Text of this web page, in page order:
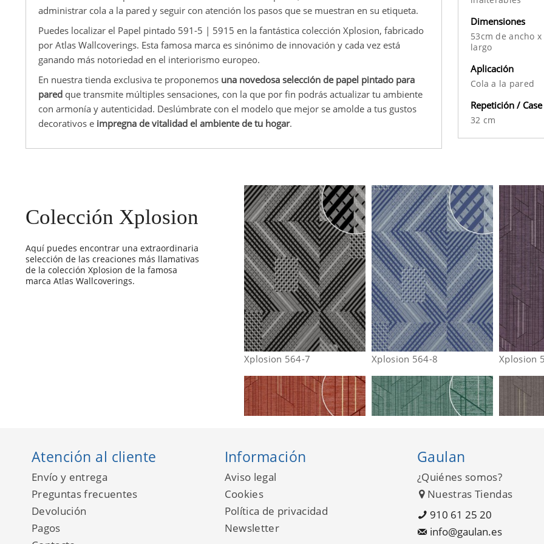
administrar cola a la pared y seguir con atención los pasos que se muestran en su etiqueta.
Puedes localizar el Papel pintado 591-5 | 5915 en la fantástica colección Xplosion, fabricado
por Atlas Wallcoverings. Esta famosa marca es sinónimo de innovación y cada vez está
ganando más notoriedad en el interiorismo europeo.
En nuestra tienda exclusiva te proponemos una novedosa selección de papel pintado para
pared que transmite múltiples sensaciones, con la que por fin podrás actualizar tu ambiente
con armonía y autenticidad. Deslúmbrate con el modelo que mejor se amolde a tus gustos
decorativos e impregna de vitalidad el ambiente de tu hogar.
Dimensiones
53cm de ancho
largo
Aplicación
Cola a la pared
Repetición / Case
32 cm
Colección Xplosion
Aquí puedes encontrar una extraordinaria
selección de las creaciones más llamativas
de la colección Xplosion de la famosa
marca Atlas Wallcoverings.
Xplosion 564-7 Xplosion 564-8 Xplosion
Atención al cliente
Envío y entrega
Preguntas frecuentes
Devolución
Pagos
Información
Aviso legal
Cookies
Política de privacidad
Newsletter
Gaulan
¿Quiénes somos?
Nuestras Tiendas
910 61 25 20
info@gaulan.es